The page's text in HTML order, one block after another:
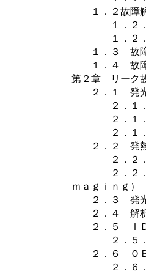
１．２故障解
１．２．１
１．２．３
１．３ 故障
１．４ 故障
第２章 リーク
２．１ 発光
２．１．１
２．１．２
２．１．３
２．２ 発熱
２．２
２．２．３
ｍａｇｉ
２．３ 発光
２．４ 解析
２．５ ＩＤ
２．５．
２．６ ＯＢ
２．６．１